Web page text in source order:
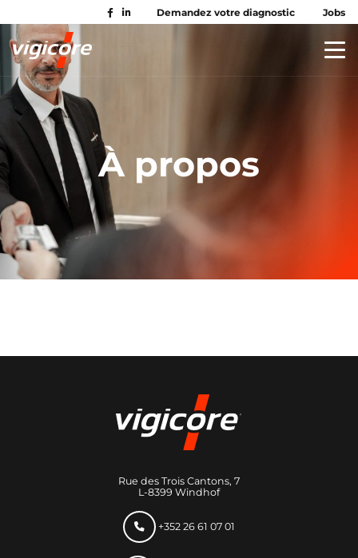
Demandez votre diagnostic Jobs
À propos
Rue des Trois Cantons, 7
L-8399 Windhof
+352 26 61 07 01